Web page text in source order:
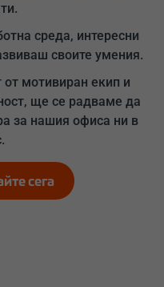
среда, интересни
своите умения.
мотивиран екип и
ще се радваме да
за нашия офиса ни в
сега